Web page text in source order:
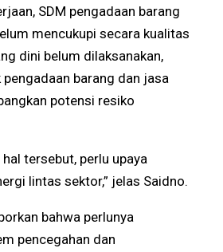
SDM pengadaan barang
mencukupi secara kualitas
dini belum dilaksanakan,
pengadaan barang dan jasa
potensi resiko
tersebut, perlu upaya
lintas sektor,” jelas Saidno.
bahwa perlunya
pencegahan dan